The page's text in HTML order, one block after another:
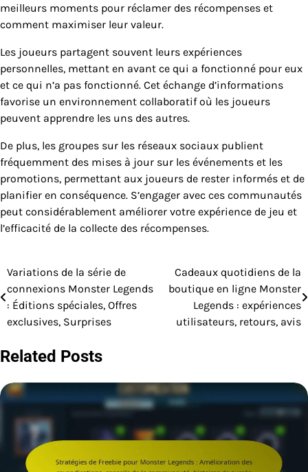
meilleurs moments pour réclamer des récompenses et
comment maximiser leur valeur.
Les joueurs partagent souvent leurs expériences
personnelles, mettant en avant ce qui a fonctionné pour eux
et ce qui n’a pas fonctionné. Cet échange d’informations
favorise un environnement collaboratif où les joueurs
peuvent apprendre les uns des autres.
De plus, les groupes sur les réseaux sociaux publient
fréquemment des mises à jour sur les événements et les
promotions, permettant aux joueurs de rester informés et de
planifier en conséquence. S’engager avec ces communautés
peut considérablement améliorer votre expérience de jeu et
l’efficacité de la collecte des récompenses.
Post
navigation
Variations de la série de
connexions Monster Legends
: Éditions spéciales, Offres
exclusives, Surprises
Cadeaux quotidiens de la
boutique en ligne Monster
Legends : expériences
utilisateurs, retours, avis
Related Posts